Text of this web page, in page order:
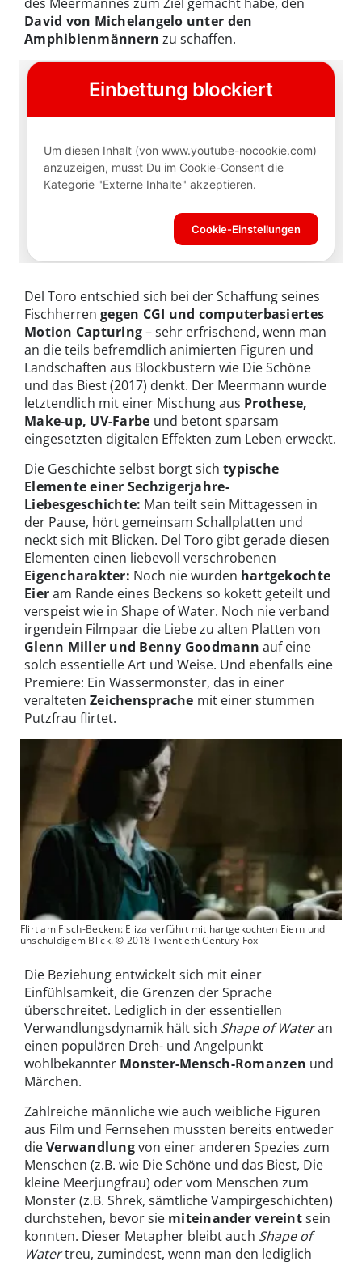
David von Michelangelo unter den
Amphibienmännern zu schaffen.
Del Toro entschied sich bei der Schaffung seines
Fischherren gegen CGI und computerbasiertes
Motion Capturing– sehr erfrischend, wenn man
an die teils befremdlich animierten Figuren und
Landschaften aus Blockbustern wie Die Schöne
und das Biest (2017) denkt. Der Meermann wurde
letztendlich mit einer Mischung aus Prothese,
Make-up, UV-Farbe und betont sparsam
eingesetzten digitalen Effekten zum Leben erweckt.
Die Geschichte selbst borgt sich typische
Elemente einer Sechzigerjahre-
Liebesgeschichte: Man teilt sein Mittagessen in
der Pause, hört gemeinsam Schallplatten und
neckt sich mit Blicken. Del Toro gibt gerade diesen
Elementen einen liebevoll verschrobenen
Eigencharakter: Noch nie wurden hartgekochte
Eieram Rande eines Beckens so kokett geteilt und
verspeist wie in Shape of Water. Noch nie verband
irgendein Filmpaar die Liebe zu alten Platten von
Glenn Miller und Benny Goodmann auf eine
solch essentielle Art und Weise. Und ebenfalls eine
Premiere: Ein Wassermonster, das in einer
veralteten Zeichensprache mit einer stummen
Putzfrau flirtet.
Flirt am Fisch-Becken: Eliza verführt mit hartgekochten Eiern und
unschuldigem Blick. © 2018 Twentieth Century Fox
Die Beziehung entwickelt sich mit einer
Einfühlsamkeit, die Grenzen der Sprache
überschreitet. Lediglich in der essentiellen
Verwandlungsdynamik hält sich Shape of Wateran
einen populären Dreh- und Angelpunkt
wohlbekannter Monster-Mensch-Romanzen und
Märchen.
Zahlreiche männliche wie auch weibliche Figuren
aus Film und Fernsehen mussten bereits entweder
dieVerwandlungvon einer anderen Spezies zum
Menschen (z.B. wie Die Schöne und das Biest, Die
kleine Meerjungfrau) oder vom Menschen zum
Monster (z.B. Shrek, sämtliche Vampirgeschichten)
durchstehen, bevor sie miteinander vereintsein
konnten. Dieser Metapher bleibt auch Shape of
Watertreu, zumindest, wenn man den lediglich